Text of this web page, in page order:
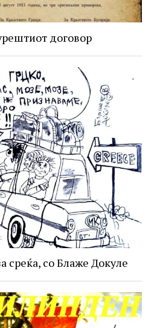
договор
среќа, со Блаже Докуле